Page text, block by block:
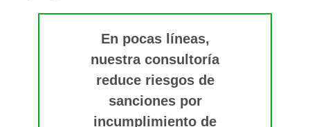
En pocas líneas,
nuestra consultoría
reduce riesgos de
sanciones por
incumplimiento de